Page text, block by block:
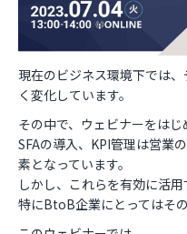
現在のビジネス環境下では
く変化しています。
その中で、ウェビナーをは
SFAの導入、KPI管理は営業
素となっています。
しかし、これらを有効に活
特にBtoB企業にとってはそ